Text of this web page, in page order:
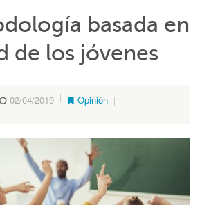
basada en
de los jóvenes
02/04/2019 Opinión